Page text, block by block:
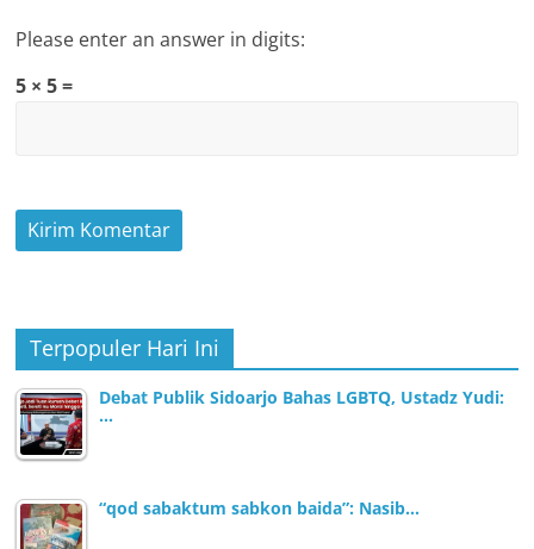
Please enter an answer in digits:
5 × 5 =
Terpopuler Hari Ini
Debat Publik Sidoarjo Bahas LGBTQ, Ustadz Yudi:
…
“qod sabaktum sabkon baida”: Nasib…